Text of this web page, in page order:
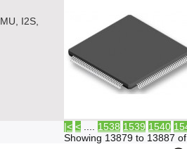
I2S,
|< < 1538 1539 1540
Showing 13879 to 13887